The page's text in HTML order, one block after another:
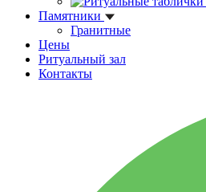
Памятники
Гранитные
Цены
Ритуальный зал
Контакты